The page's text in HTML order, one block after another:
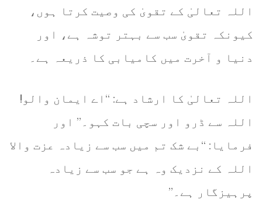
اللہ تعالیٰ کے تقویٰ کی وصیت کرتا ہوں،
کیونکہ تقویٰ سب سے بہتر توشہ ہے، اور
دنیا و آخرت میں کامیابی کا ذریعہ ہے۔
اللہ تعالیٰ کا ارشاد ہے: “اے ایمان والو!
اللہ سے ڈرو اور سچی بات کہو۔” اور
فرمایا: “بے شک تم میں سب سے زیادہ عزت والا
اللہ کے نزدیک وہ ہے جو سب سے زیادہ
پرہیزگار ہے۔”